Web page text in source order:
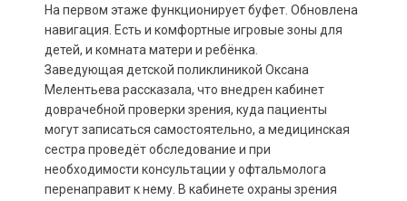
На первом этаже функционирует буфет. Обновлена
навигация. Есть и комфортные игровые зоны для
детей, и комната матери и ребёнка.
Заведующая детской поликлиникой Оксана
Мелентьева рассказала, что внедрен кабинет
доврачебной проверки зрения, куда пациенты
могут записаться самостоятельно, а медицинская
сестра проведёт обследование и при
необходимости консультации у офтальмолога
перенаправит к нему. В кабинете охраны зрения